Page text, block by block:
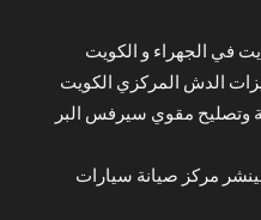
في الجهراء و الكويت
الدش المركزي الكويت
وتصليح مقوي سيرفس البر
مركز صيانة سيارات